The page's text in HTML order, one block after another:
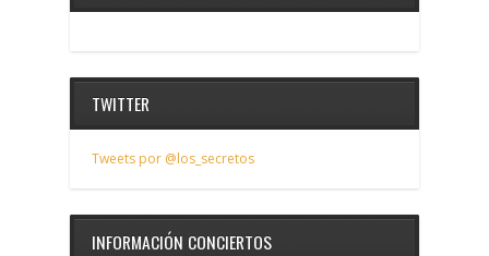
TWITTER
Tweets por @los_secretos
INFORMACIÓN CONCIERTOS